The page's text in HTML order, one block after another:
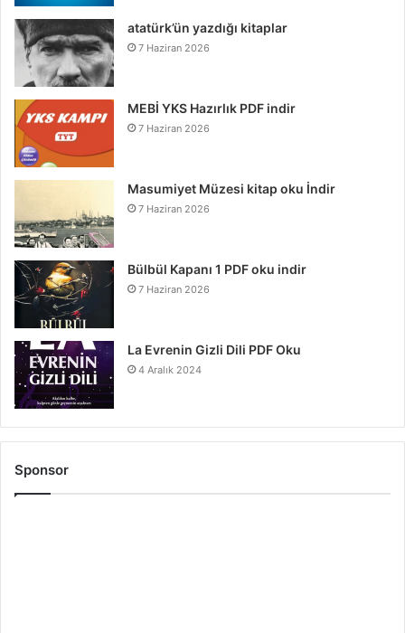
atatürk’ün yazdığı kitaplar
7 Haziran 2026
MEBİ YKS Hazırlık PDF indir
7 Haziran 2026
Masumiyet Müzesi kitap oku İndir
7 Haziran 2026
Bülbül Kapanı 1 PDF oku indir
7 Haziran 2026
La Evrenin Gizli Dili PDF Oku
4 Aralık 2024
Sponsor